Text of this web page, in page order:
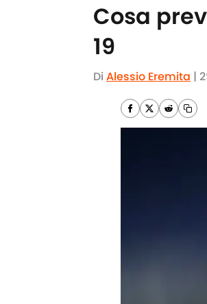
Cosa
19
Di Alessio Eremita |